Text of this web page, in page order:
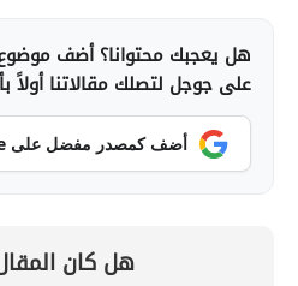
هل يعجبك محتوانا؟ أضف
على جوجل لتصلك مقالاتنا أولاً
أضف كمصدر مفضل على Google
هل كان